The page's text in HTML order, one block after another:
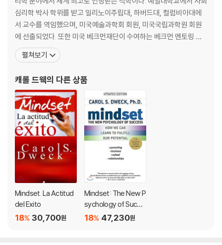
ut groundbreaking idea: the power of mindset. In this brilliant b
ook, she shows how success in school, work, sports, the arts,
and almost every area of human endeavor can be dramatically
influenced by how we think about our talents and abilities. Peo
ple with a fixed mindset?those who believe that abilities are fi
et?those who believe that abilities can be developed. Mindse
t reveals how great parents, teachers, managers, and athlete
s can put this idea to use to foster outstanding accomplishme
In this edition, Dweck offers new insights into her now famous
and broadly embraced concept. She introduces a phenomeno
n she calls false growth mindset and guides people toward ad
opting a deeper, truer growth mindset. She also expands the
mindset concept beyond the individual, applying it to the cultu
res of groups and organizations. With the right mindset, you c
an motivate those you lead, teach, and love?to transform thei
심리학 박사 학위를 받고 일리노이주립대, 하버드대, 컬럼비아대에
서 교수를 역임했으며, 미국예술과학회 회원, 미국국립과학원 회원
에 선출되었다. 또한 미국 베크먼재단이 수여하는 베크먼 멘토링 어
워드, 미국심리학회 특별공로상, 미국심리과학학회 평생공로상 등을
수상했고, 2015년에는 예일대 대학원이 그해 가장 뛰어난 학문적 업
안은 바 있다. IBM, 마이크로소프트, 구글, 애플, 미국 올림픽 대표
펼쳐보기
캐롤 드웩의 다른 상품
Mindset. La Actitud
del Exito
30,700원
18%
Mindset: The New P
sychology of Succe
ss
47,230원
18%